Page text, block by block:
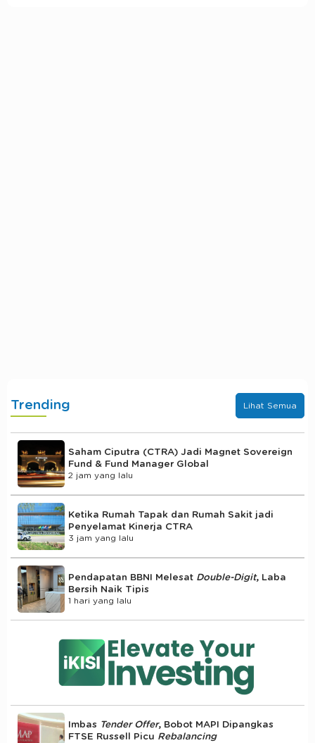
Trending Lihat Semua
Saham Ciputra (CTRA) Jadi Magnet Sovereign
Fund & Fund Manager Global
2 jam yang lalu
Ketika Rumah Tapak dan Rumah Sakit jadi
Penyelamat Kinerja CTRA
3 jam yang lalu
Pendapatan BBNI Melesat Double-Digit, Laba
Bersih Naik Tipis
1 hari yang lalu
Imbas Tender Offer, Bobot MAPI Dipangkas
FTSE Russell Picu Rebalancing